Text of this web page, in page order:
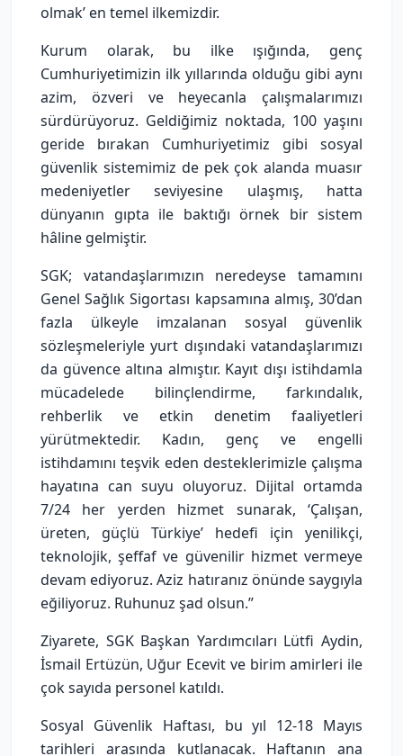
olmak’ en temel ilkemizdir.
Kurum olarak, bu ilke ışığında, genç
Cumhuriyetimizin ilk yıllarında olduğu gibi aynı
azim, özveri ve heyecanla çalışmalarımızı
sürdürüyoruz. Geldiğimiz noktada, 100 yaşını
geride bırakan Cumhuriyetimiz gibi sosyal
güvenlik sistemimiz de pek çok alanda muasır
medeniyetler seviyesine ulaşmış, hatta
dünyanın gıpta ile baktığı örnek bir sistem
hâline gelmiştir.
SGK; vatandaşlarımızın neredeyse tamamını
Genel Sağlık Sigortası kapsamına almış, 30’dan
fazla ülkeyle imzalanan sosyal güvenlik
sözleşmeleriyle yurt dışındaki vatandaşlarımızı
da güvence altına almıştır. Kayıt dışı istihdamla
mücadelede bilinçlendirme, farkındalık,
rehberlik ve etkin denetim faaliyetleri
yürütmektedir. Kadın, genç ve engelli
istihdamını teşvik eden desteklerimizle çalışma
hayatına can suyu oluyoruz. Dijital ortamda
7/24 her yerden hizmet sunarak, ‘Çalışan,
üreten, güçlü Türkiye’ hedefi için yenilikçi,
teknolojik, şeffaf ve güvenilir hizmet vermeye
devam ediyoruz. Aziz hatıranız önünde saygıyla
eğiliyoruz. Ruhunuz şad olsun.”
Ziyarete, SGK Başkan Yardımcıları Lütfi Aydin,
İsmail Ertüzün, Uğur Ecevit ve birim amirleri ile
çok sayıda personel katıldı.
Sosyal Güvenlik Haftası, bu yıl 12-18 Mayıs
tarihleri arasında kutlanacak. Haftanın ana